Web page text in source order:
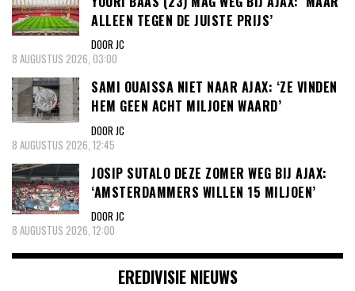
ALLEEN TEGEN DE JUISTE PRIJS’
DOOR JC
8 AUGUSTUS 2026, 03:00
SAMI OUAISSA NIET NAAR AJAX: ‘ZE VINDEN
HEM GEEN ACHT MILJOEN WAARD’
DOOR JC
8 AUGUSTUS 2026, 12:45
JOSIP SUTALO DEZE ZOMER WEG BIJ AJAX:
‘AMSTERDAMMERS WILLEN 15 MILJOEN’
DOOR JC
8 AUGUSTUS 2026, 12:00
EREDIVISIE NIEUWS